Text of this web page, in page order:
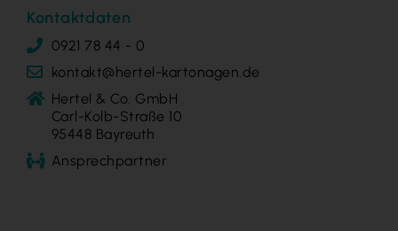
Kontaktdaten
0921 78 44 - 0
kontakt@hertel-kartonagen.de
Hertel & Co. GmbH
Carl-Kolb-Straße 10
95448 Bayreuth
Ansprechpartner